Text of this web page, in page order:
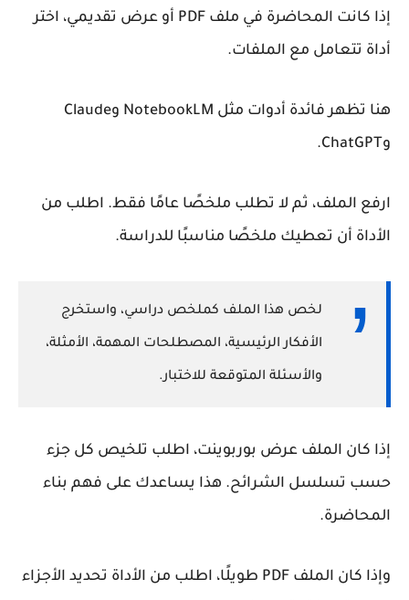
إذا كانت المحاضرة في ملف PDF أو عرض تقديمي، اختر
أداة تتعامل مع الملفات.
هنا تظهر فائدة أدوات مثل NotebookLM وClaude
وChatGPT.
ارفع الملف، ثم لا تطلب ملخصًا عامًا فقط. اطلب من
الأداة أن تعطيك ملخصًا مناسبًا للدراسة.
لخص هذا الملف كملخص دراسي، واستخرج
الأفكار الرئيسية، المصطلحات المهمة، الأمثلة،
والأسئلة المتوقعة للاختبار.
إذا كان الملف عرض بوربوينت، اطلب تلخيص كل جزء
حسب تسلسل الشرائح. هذا يساعدك على فهم بناء
المحاضرة.
وإذا كان الملف PDF طويلًا، اطلب من الأداة تحديد الأجزاء